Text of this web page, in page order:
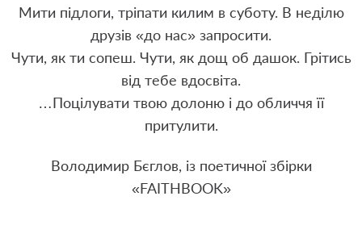
Мити підлоги, тріпати килим в суботу. В неділю
друзів «до нас» запросити.
Чути, як ти сопеш. Чути, як дощ об дашок. Грітись
від тебе вдосвіта.
…Поцілувати твою долоню і до обличчя її
притулити.
Володимир Бєглов, із поетичної збірки
«FAITHBOOK»